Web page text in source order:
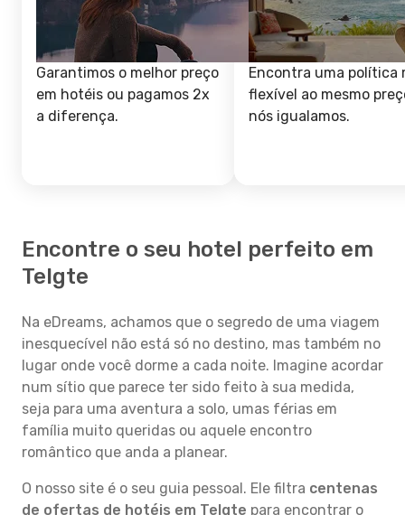
Garantimos o melhor preço
em hotéis ou pagamos 2x
a diferença.
Encontra uma política
flexível ao mesmo
nós igualamos.
Encontre o seu hotel perfeito em
Telgte
Na eDreams, achamos que o segredo de uma viagem
inesquecível não está só no destino, mas também no
lugar onde você dorme a cada noite. Imagine acordar
num sítio que parece ter sido feito à sua medida,
seja para uma aventura a solo, umas férias em
família muito queridas ou aquele encontro
romântico que anda a planear.
O nosso site é o seu guia pessoal. Ele filtra centenas
de ofertas de hotéis em Telgte para encontrar o